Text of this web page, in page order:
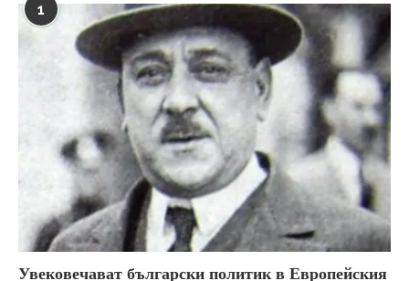
1
Увековечават български политик в Европейския